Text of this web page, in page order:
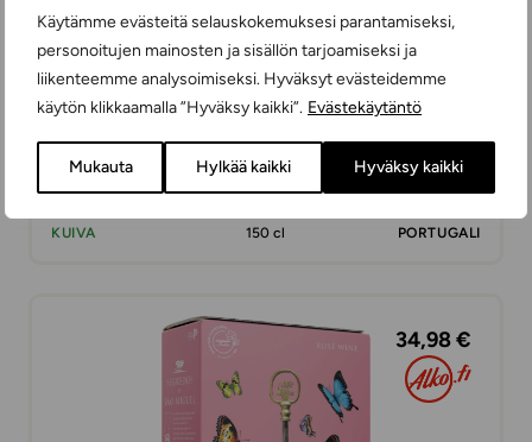
Käytämme evästeitä selauskokemuksesi parantamiseksi,
personoitujen mainosten ja sisällön tarjoamiseksi ja
liikenteemme analysoimiseksi. Hyväksyt evästeidemme
käytön klikkaamalla ”Hyväksy kaikki”. Evästekäytäntö
Mukauta Hylkää kaikki Hyväksy kaikki
Pom Pom Rose Magnum
KUIVA
150 cl PORTUGALI
34,98 €